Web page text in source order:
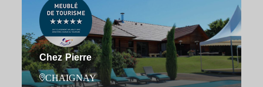
Chez Pierre
CHAIGNAY